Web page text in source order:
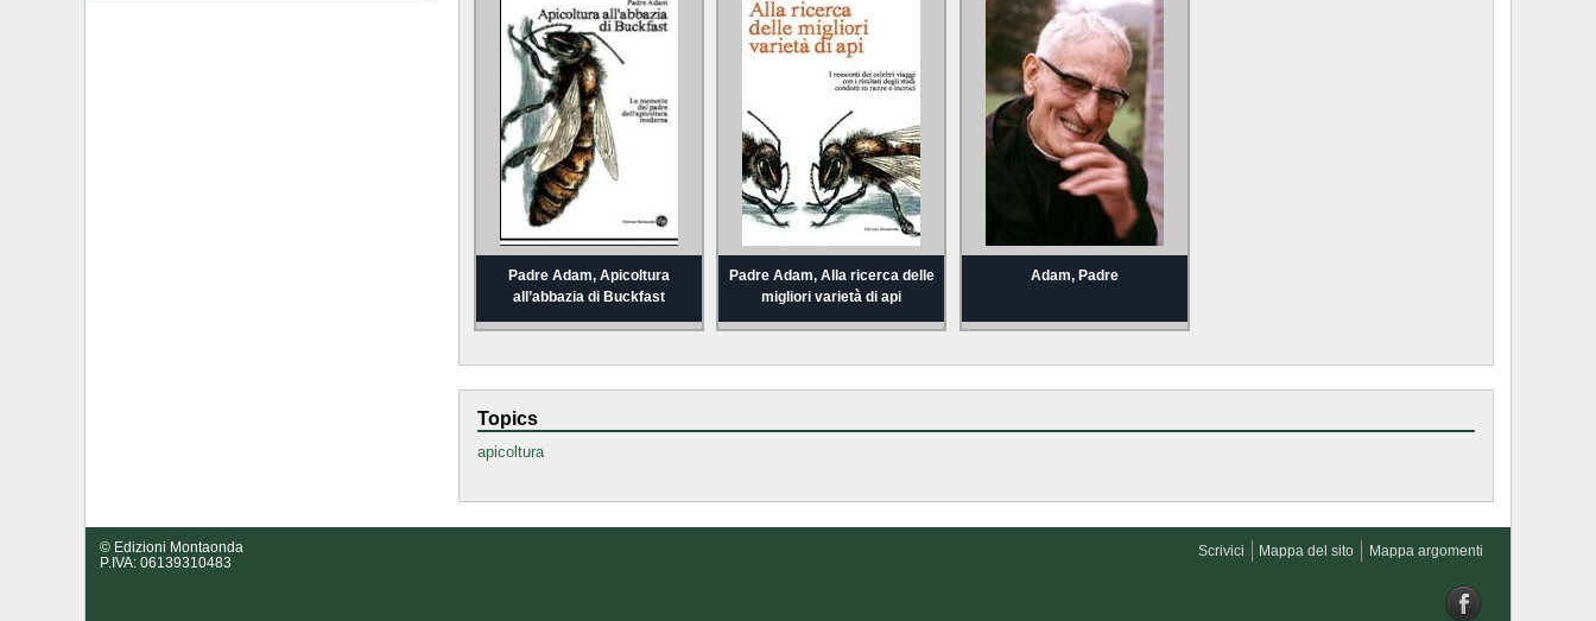
Padre Adam, Apicoltura
all’abbazia di Buckfast
Padre Adam, Alla ricerca delle
migliori varietà di api
Adam, Padre
Topics
apicoltura
© Edizioni Montaonda
P.IVA: 06139310483
Scrivici Mappa del sito Mappa argomenti